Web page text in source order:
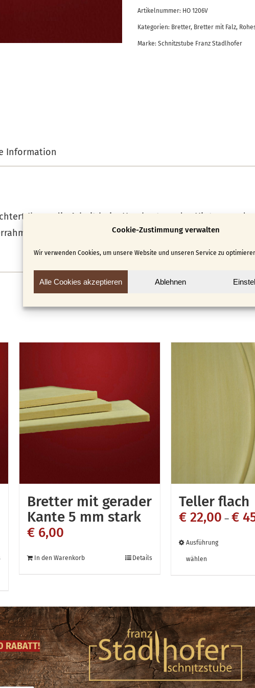
Cookie-Zustimmung verwalten
Wir verwenden Cookies, um unsere Website und unseren Service zu
Alle Cookies akzeptieren Ablehnen
20
mm
stark
Artikelnummer: HO 1206V
Kategorien: Bretter, Bretter mit Falz,
Marke: Schnitzstube Franz Stadlhofer
Information
Ihnen die Arbeit beim Herabsetzen des
Damit können Sie ihr Werk in eine passende –
Bretter mit gerader
Kante 5 mm stark
€6,00
In den Warenkorb Details
Teller flach
€ 22,00 – €
Ausführung
wählen
auf.
Die
RABATT!